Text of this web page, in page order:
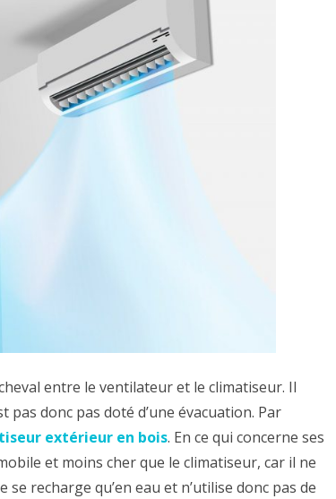
entre le ventilateur et le climatiseur. Il
pas donc pas doté d’une évacuation. Par
extérieur en bois. En ce qui concerne ses
et moins cher que le climatiseur, car il ne
recharge qu’en eau et n’utilise donc pas de